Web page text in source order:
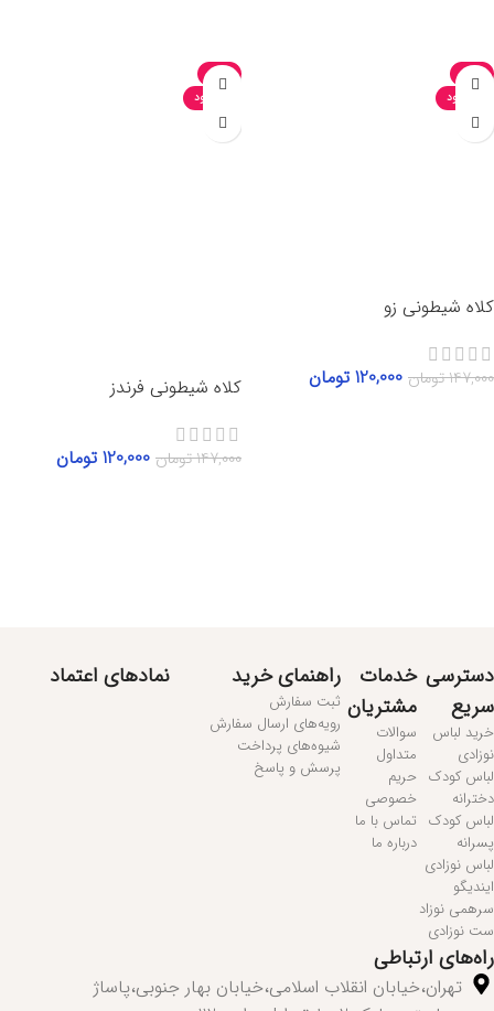
-18%
ناموجود
کلاه شیطونی زو
147,000تومان 120,000 تومان
-18%
ناموجود
کلاه شیطونی فرندز
147,000تومان 120,000 تومان
دسترسی
سریع
خرید لباس
نوزادی
لباس کودک
دخترانه
لباس کودک
پسرانه
لباس نوزادی
ایندیگو
سرهمی نوزاد
ست نوزادی
خدمات
مشتریان
سوالات
متداول
حریم
خصوصی
تماس با ما
درباره ما
راهنمای خرید
ثبت سفارش
رویه‌های ارسال سفارش
شیوه‌های پرداخت
پرسش و پاسخ
نمادهای اعتماد
راه‌های ارتباطی
تهران،خیابان انقلاب اسلامی،خیابان بهار جنوبی،پاساژ